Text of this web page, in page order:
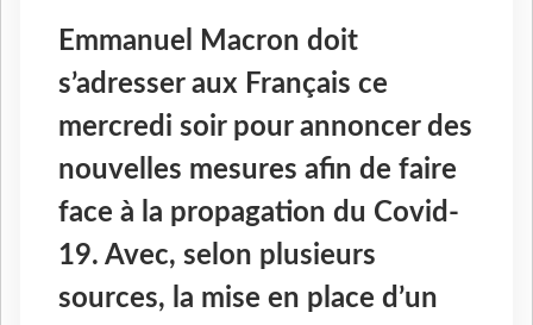
Emmanuel Macron doit
s’adresser aux Français ce
mercredi soir pour annoncer des
nouvelles mesures afin de faire
face à la propagation du Covid-
19. Avec, selon plusieurs
sources, la mise en place d’un